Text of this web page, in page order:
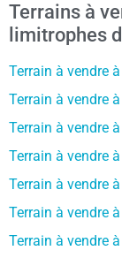
Terrains à
limitrophes
Terrain à vendre
Terrain à vendre
Terrain à vendre
Terrain à vendre
Terrain à vendre
Terrain à vendre
Terrain à vendre